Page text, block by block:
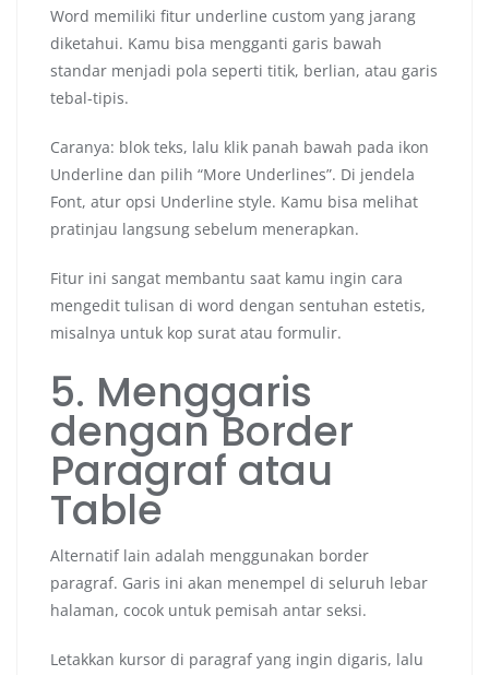
Word memiliki fitur underline custom yang jarang
diketahui. Kamu bisa mengganti garis bawah
standar menjadi pola seperti titik, berlian, atau garis
tebal-tipis.
Caranya: blok teks, lalu klik panah bawah pada ikon
Underline dan pilih “More Underlines”. Di jendela
Font, atur opsi Underline style. Kamu bisa melihat
pratinjau langsung sebelum menerapkan.
Fitur ini sangat membantu saat kamu ingin cara
mengedit tulisan di word dengan sentuhan estetis,
misalnya untuk kop surat atau formulir.
5. Menggaris
dengan Border
Paragraf atau
Table
Alternatif lain adalah menggunakan border
paragraf. Garis ini akan menempel di seluruh lebar
halaman, cocok untuk pemisah antar seksi.
Letakkan kursor di paragraf yang ingin digaris, lalu